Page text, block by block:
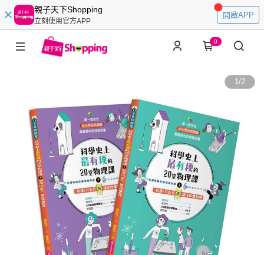
親子天下Shopping
立刻使用官方APP
開啟APP
0
1/2